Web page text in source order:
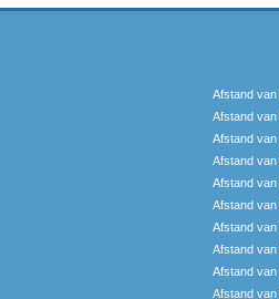
Afstand van
Afstand van
Afstand van
Afstand van
Afstand van
Afstand van
Afstand van
Afstand van
Afstand van
Afstand van